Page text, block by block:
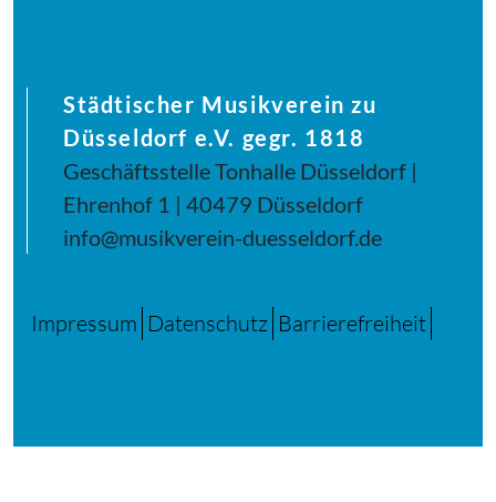
Städtischer Musikverein zu
Düsseldorf e.V. gegr. 1818
Geschäftsstelle Tonhalle Düsseldorf |
Ehrenhof 1 | 40479 Düsseldorf
info@musikverein-duesseldorf.de
Impressum Datenschutz Barrierefreiheit